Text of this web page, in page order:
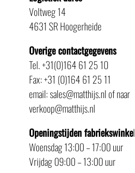
Voltweg 14
4631 SR Hoogerheide
Overige contactgegevens
Tel. +31(0)164 61 25 10
Fax: +31 (0)164 61 25 11
email: sales@matthijs.nl of naar
verkoop@matthijs.nl
Openingstijden fabriekswinkel
Woensdag 13:00 – 17:00 uur
Vrijdag 09:00 – 13:00 uur